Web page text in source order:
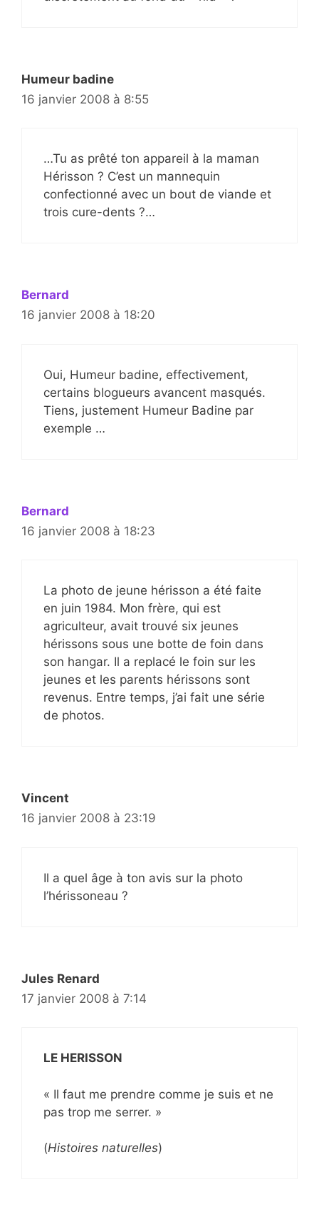
Humeur badine
16 janvier 2008 à 8:55
…Tu as prêté ton appareil à la maman
Hérisson ? C’est un mannequin
confectionné avec un bout de viande et
trois cure-dents ?…
Bernard
16 janvier 2008 à 18:20
Oui, Humeur badine, effectivement,
certains blogueurs avancent masqués.
Tiens, justement Humeur Badine par
exemple …
Bernard
16 janvier 2008 à 18:23
La photo de jeune hérisson a été faite
en juin 1984. Mon frère, qui est
agriculteur, avait trouvé six jeunes
hérissons sous une botte de foin dans
son hangar. Il a replacé le foin sur les
jeunes et les parents hérissons sont
revenus. Entre temps, j’ai fait une série
de photos.
Vincent
16 janvier 2008 à 23:19
Il a quel âge à ton avis sur la photo
l’hérissoneau ?
Jules Renard
17 janvier 2008 à 7:14
LE HERISSON
« Il faut me prendre comme je suis et ne
pas trop me serrer. »
(Histoires naturelles)